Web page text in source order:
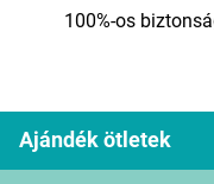
100%-os
Ajándék ötletek